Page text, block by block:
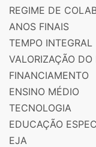
REGIME DE
ANOS FINAIS
TEMPO INTEGRAL
VALORIZAÇÃO DO
FINANCIAMENTO
ENSINO MÉDIO
TECNOLOGIA
EDUCAÇÃO
EJA